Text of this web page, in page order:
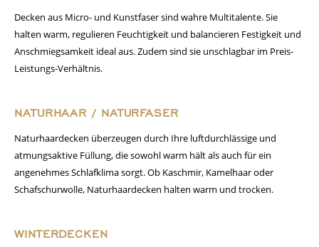
Decken aus Micro- und Kunstfaser sind wahre Multitalente. Sie
halten warm, regulieren Feuchtigkeit und balancieren Festigkeit und
Anschmiegsamkeit ideal aus. Zudem sind sie unschlagbar im Preis-
Leistungs-Verhältnis.
NATURHAAR / NATURFASER
Naturhaardecken überzeugen durch Ihre luftdurchlässige und
atmungsaktive Füllung, die sowohl warm hält als auch für ein
angenehmes Schlafklima sorgt. Ob Kaschmir, Kamelhaar oder
Schafschurwolle, Naturhaardecken halten warm und trocken.
WINTERDECKEN